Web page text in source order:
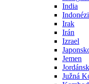
India
Irak
Irán
Izrael
Jemen
Južná